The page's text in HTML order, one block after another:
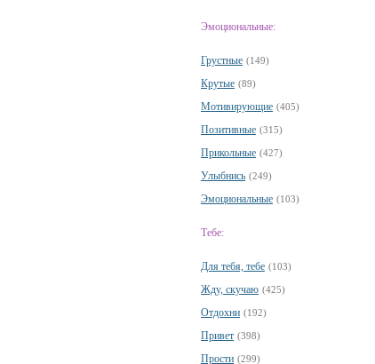
Эмоциональные:
Грустные (149)
Крутые (89)
Мотивирующие (405)
Позитивные (315)
Прикольные (427)
Улыбнись (249)
Эмоциональные (103)
Тебе:
Для тебя, тебе (103)
Жду, скучаю (425)
Отдохни (192)
Привет (398)
Прости (299)